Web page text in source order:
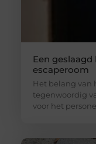
Een
escaperoom
Het belang van
tegenwoordig
voor het